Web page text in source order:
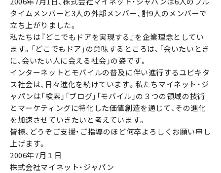
タイムメンバーと3人の外部メンバー、計9人のメンバーで
立ち上がりました。
私たちは『どこでもドアを実現する』を企業理念としてい
ます。「どこでもドア」の意味するところは、「会いたいとき
に、会いたい人に会える社会」の姿です。
インターネットとモバイルの普及に伴い進行するユビキタ
ス社会は、日々進化を続けています。私たちマイネット・ジ
ャパンは「検索」「ブログ」「モバイル」の３つの領域の技術
とマーケティングに特化した価値創造を通じて、その進化
を加速させていきたいと考えています。
皆様、どうぞご支援・ご指導のほど何卒よろしくお願い申し
上げます。
2006年7月１日
株式会社マイネット・ジャパン